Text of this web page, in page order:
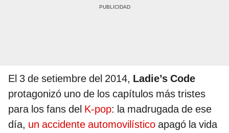
El 3 de setiembre del 2014, Ladie’s Code
protagonizó uno de los capítulos más tristes
para los fans del K-pop: la madrugada de ese
día, un accidente automovilístico apagó la vida